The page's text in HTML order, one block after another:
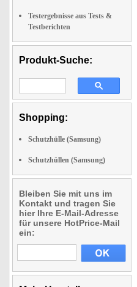
Testergebnisse aus Tests &
Testberichten
Produkt-Suche:
Shopping:
Schutzhülle (Samsung)
Schutzhüllen (Samsung)
Bleiben Sie mit uns im
Kontakt und tragen Sie
hier Ihre E-Mail-Adresse
für unsere HotPrice-Mail
ein: